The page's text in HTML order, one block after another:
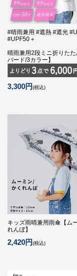
#晴雨兼用 #遮熱 #遮光
#UPF50＋
晴雨兼用2段ミニ折りた
バード/3カラー】
3,300円(税込)
キッズ雨晴兼用雨傘【ム
れんぼ】
2,420円(税込)